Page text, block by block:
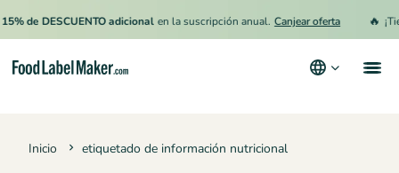
de DESCUENTO adicional en la suscripción anual. Canjear oferta 🔥
Inicio etiquetado de información nutricional